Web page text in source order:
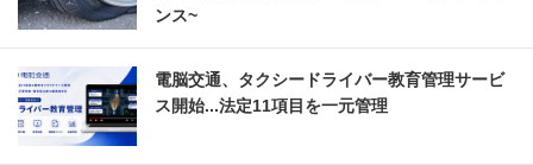
ンス~
電脳交通、タクシードライバー教育管理サービ
ス開始...法定11項目を一元管理